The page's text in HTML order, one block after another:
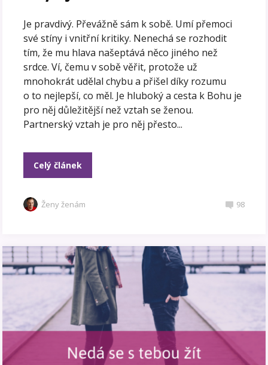
Je pravdivý. Převážně sám k sobě. Umí přemoci
své stíny i vnitřní kritiky. Nenechá se rozhodit
tím, že mu hlava našeptává něco jiného než
srdce. Ví, čemu v sobě věřit, protože už
mnohokrát udělal chybu a přišel díky rozumu
o to nejlepší, co měl. Je hluboký a cesta k Bohu je
pro něj důležitější než vztah se ženou.
Partnerský vztah je pro něj přesto...
Celý článek
Ženy ženám 98